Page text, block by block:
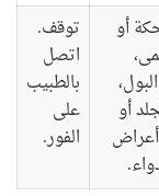
أو
أو
أعراض
توقف.
اتصل
بالطبيب
على
الفور.